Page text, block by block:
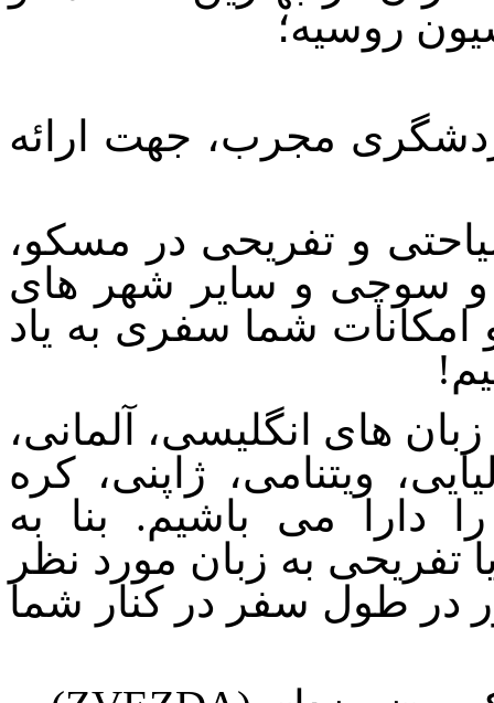
روسیه؛
مجرب، جهت ارائه
و تفریحی در مسکو،
و سوچی و سایر شهر های
امکانات شما سفری به یاد
های انگلیسی، آلمانی،
ویتنامی، ژاپنی، کره
دارا می باشیم. بنا به
به زبان مورد نظر
در طول سفر در کنار شما